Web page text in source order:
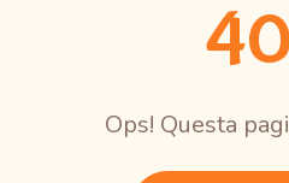
Ops! Questa